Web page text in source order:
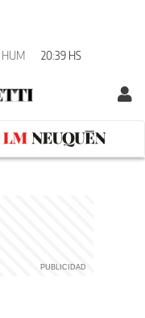
HUM 20:39 HS